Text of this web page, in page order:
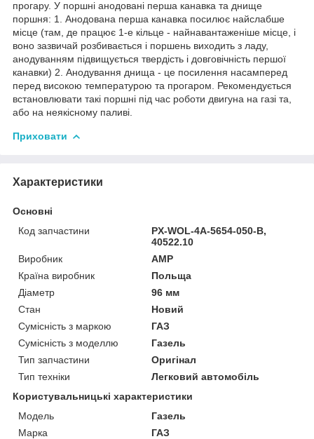
прогару. У поршні анодовані перша канавка та днище
поршня: 1. Анодована перша канавка посилює найслабше
місце (там, де працює 1-е кільце - найнавантаженіше місце, і
воно зазвичай розбивається і поршень виходить з ладу,
анодуванням підвищується твердість і довговічність першої
канавки) 2. Анодування днища - це посилення насамперед
перед високою температурою та прогаром. Рекомендується
встановлювати такі поршні під час роботи двигуна на газі та,
або на неякісному паливі.
Приховати
Характеристики
Основні
Код запчастини
PX-WOL-4A-5654-050-B,
40522.10
Виробник
AMP
Країна виробник
Польща
Діаметр
96 мм
Стан
Новий
Сумісність з маркою
ГАЗ
Сумісність з моделлю
Газель
Тип запчастини
Оригінал
Тип техніки
Легковий автомобіль
Користувальницькі характеристики
Мoдель
Газель
Марка
ГАЗ